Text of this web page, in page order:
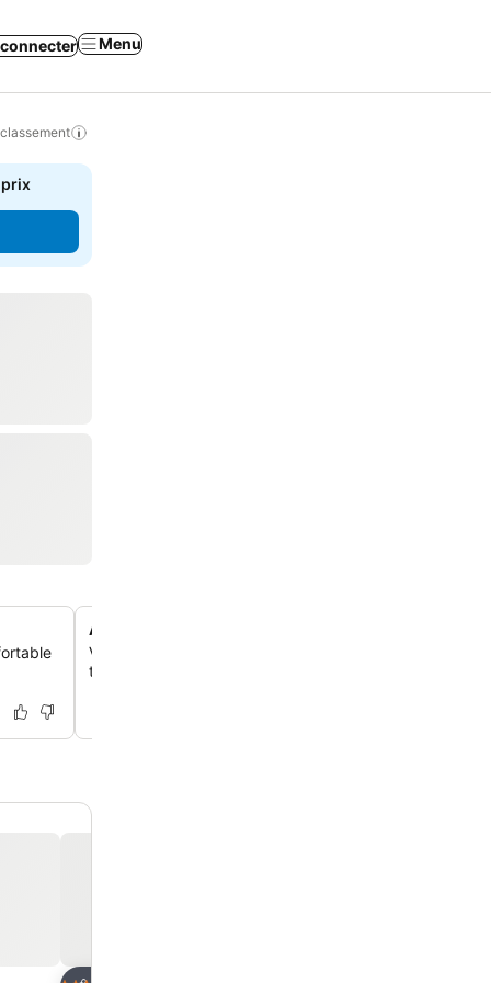
Menu
prix
Ambiance calme et romantique
Vis une expérience paisible et romantique, idéale pour
te ressourcer loin de l'agitation de la ville.